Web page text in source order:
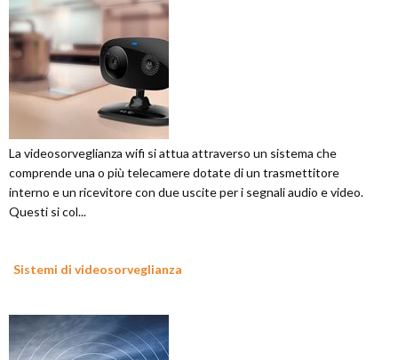
La videosorveglianza wifi si attua attraverso un sistema che
comprende una o più telecamere dotate di un trasmettitore
interno e un ricevitore con due uscite per i segnali audio e video.
Questi si col...
Sistemi di videosorveglianza